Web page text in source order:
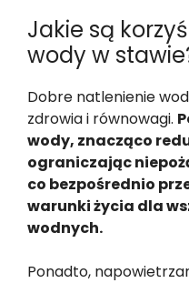
Jakie są
wody w
Dobre natlenienie
zdrowia i równowagi.
wody, znacząco
ograniczając
co bezpośrednio
warunki życia dla
wodnych.
Ponadto,